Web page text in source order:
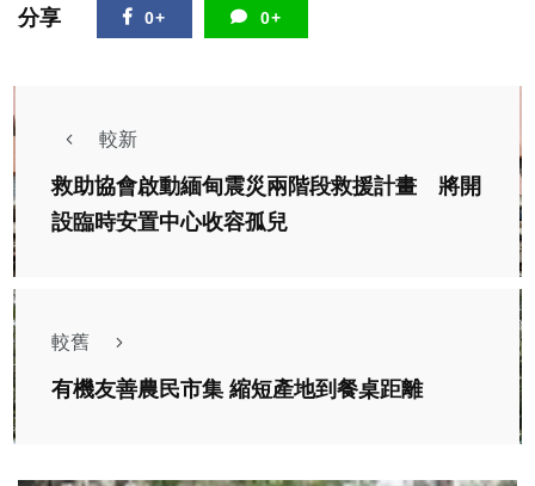
分享 0+ 0+
較新
救助協會啟動緬甸震災兩階段救援計畫 將開
設臨時安置中心收容孤兒
較舊
有機友善農民市集 縮短產地到餐桌距離